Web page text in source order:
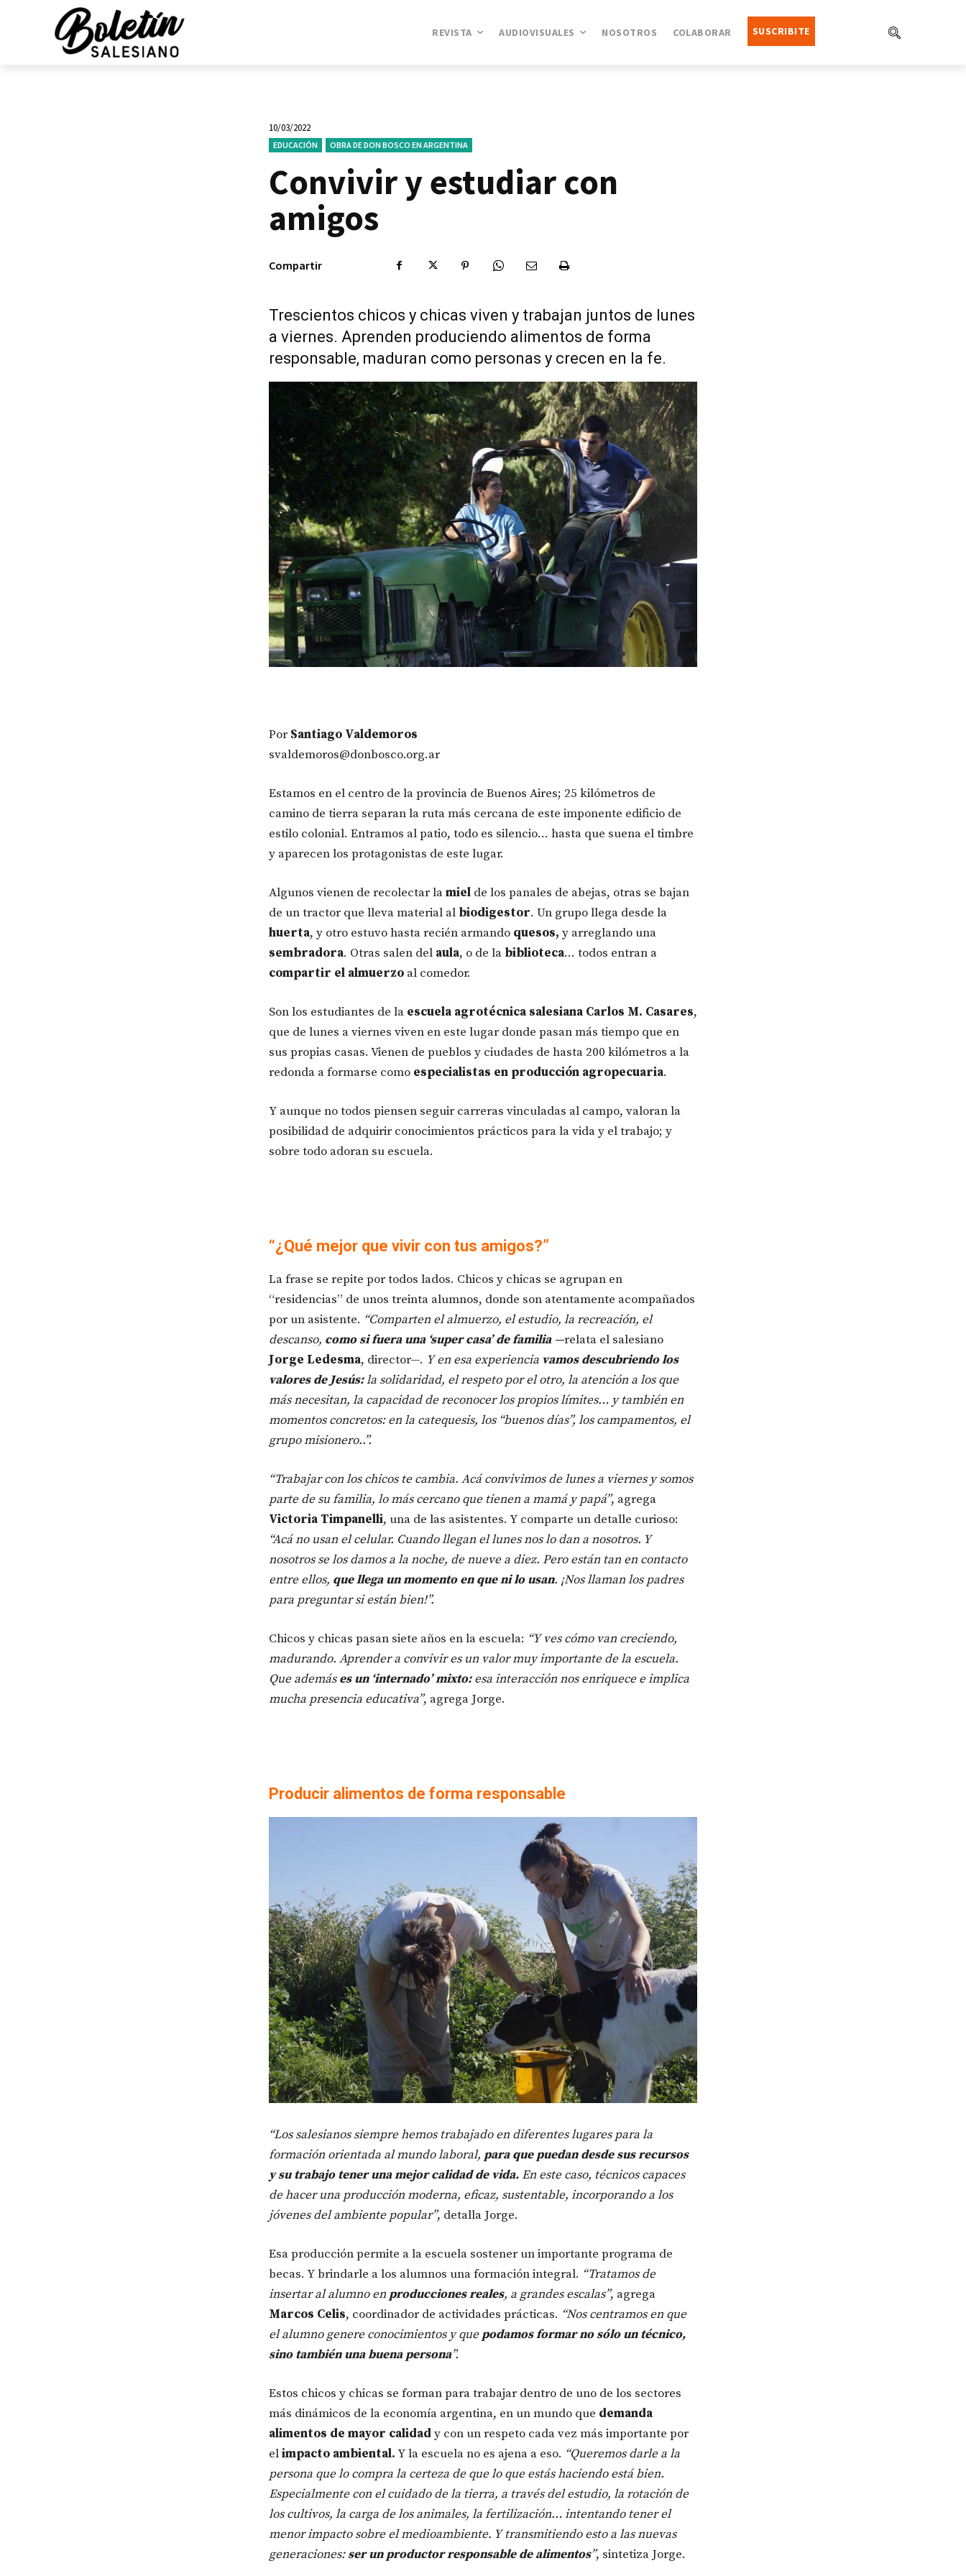
REVISTA AUDIOVISUALES NOSOTROS COLABORAR SUSCRIBITE
10/03/2022
EDUCACIÓN OBRA DE DON BOSCO EN ARGENTINA
Convivir y estudiar con
amigos
Compartir
Trescientos chicos y chicas viven y trabajan juntos de lunes
a viernes. Aprenden produciendo alimentos de forma
responsable, maduran como personas y crecen en la fe.
PorSantiago Valdemoros
svaldemoros@donbosco.org.ar
Estamos en el centro de la provincia de Buenos Aires; 25 kilómetros de
camino de tierra separan la ruta más cercana de este imponente edificio de
estilo colonial. Entramos al patio, todo es silencio… hasta que suena el timbre
y aparecen los protagonistas de este lugar.
Algunos vienen de recolectar lamiel de los panales de abejas, otras se bajan
de un tractor que lleva material al biodigestor. Un grupo llega desde la
huerta, y otro estuvo hasta recién armando quesos, y arreglando una
sembradora. Otras salen del aula, o de la biblioteca… todos entran a
compartir el almuerzo al comedor.
Son los estudiantes de la escuela agrotécnica salesiana Carlos M. Casares,
que de lunes a viernes viven en este lugar donde pasan más tiempo que en
sus propias casas. Vienen de pueblos y ciudades de hasta 200 kilómetros a la
redonda a formarse como especialistas en producción agropecuaria.
Y aunque no todos piensen seguir carreras vinculadas al campo, valoran la
posibilidad de adquirir conocimientos prácticos para la vida y el trabajo; y
sobre todo adoran su escuela.
“¿Qué mejor que vivir con tus amigos?”
La frase se repite por todos lados. Chicos y chicas se agrupan en
“residencias” de unos treinta alumnos, donde son atentamente acompañados
por un asistente. “Comparten el almuerzo, el estudio, la recreación, el
descanso, como si fuera una ‘super casa’ de familia—relata el salesiano
Jorge Ledesma, director—. Y en esa experiencia vamos descubriendo los
valores de Jesús:la solidaridad, el respeto por el otro, la atención a los que
más necesitan, la capacidad de reconocer los propios límites… y también en
momentos concretos: en la catequesis, los “buenos días”, los campamentos, el
grupo misionero..”.
“Trabajar con los chicos te cambia. Acá convivimos de lunes a viernes y somos
parte de su familia, lo más cercano que tienen a mamá y papá”, agrega
Victoria Timpanelli, una de las asistentes. Y comparte un detalle curioso:
“Acá no usan el celular. Cuando llegan el lunes nos lo dan a nosotros. Y
nosotros se los damos a la noche, de nueve a diez. Pero están tan en contacto
entre ellos, que llega un momento en que ni lo usan. ¡Nos llaman los padres
para preguntar si están bien!”.
Chicos y chicas pasan siete años en la escuela: “Y ves cómo van creciendo,
madurando. Aprender a convivir es un valor muy importante de la escuela.
Que ademáses un ‘internado’ mixto:esa interacción nos enriquece e implica
mucha presencia educativa”, agrega Jorge.
Producir alimentos de forma responsable
“Los salesianos siempre hemos trabajado en diferentes lugares para la
formación orientada al mundo laboral, para que puedan desde sus recursos
y su trabajo tener una mejor calidad de vida.En este caso, técnicos capaces
de hacer una producción moderna, eficaz, sustentable, incorporando a los
jóvenes del ambiente popular”, detalla Jorge.
Esa producción permite a la escuela sostener un importante programa de
becas. Y brindarle a los alumnos una formación integral. “Tratamos de
insertar al alumno en producciones reales, a grandes escalas”, agrega
Marcos Celis, coordinador de actividades prácticas. “Nos centramos en que
el alumno genere conocimientos y quepodamos formar no sólo un técnico,
sino también una buena persona”.
Estos chicos y chicas se forman para trabajar dentro de uno de los sectores
más dinámicos de la economía argentina, en un mundo que demanda
alimentos de mayor calidad y con un respeto cada vez más importante por
elimpacto ambiental.Y la escuela no es ajena a eso. “Queremos darle a la
persona que lo compra la certeza de que lo que estás haciendo está bien.
Especialmente con el cuidado de la tierra, a través del estudio, la rotación de
los cultivos, la carga de los animales, la fertilización… intentando tener el
menor impacto sobre el medioambiente. Y transmitiendo esto a las nuevas
generaciones:ser un productor responsable de alimentos”, sintetiza Jorge.